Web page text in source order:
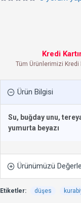
Kredi
Tüm Ürünlerimizi
Ürün Bilgisi
Su, buğday unu,
yumurta beyazı
Ürünümüzü
Etiketler: düşes